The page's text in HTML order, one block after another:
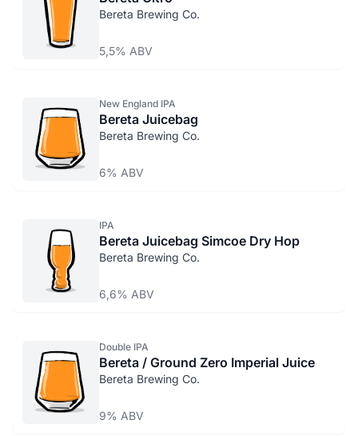
Bereta Brewing Co.
5,5% ABV
New England IPA
Bereta Juicebag
Bereta Brewing Co.
6% ABV
IPA
Bereta Juicebag Simcoe Dry Hop
Bereta Brewing Co.
6,6% ABV
Double IPA
Bereta / Ground Zero Imperial Juice
Bereta Brewing Co.
9% ABV